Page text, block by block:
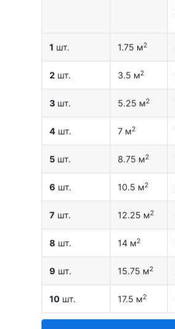
1 шт. 1.75 м2
2 шт. 3.5 м2
3 шт. 5.25 м2
4 шт. 7 м2
5 шт. 8.75 м2
6 шт. 10.5 м2
7 шт. 12.25 м2
8 шт. 14 м2
9 шт. 15.75 м2
10 шт. 17.5 м2